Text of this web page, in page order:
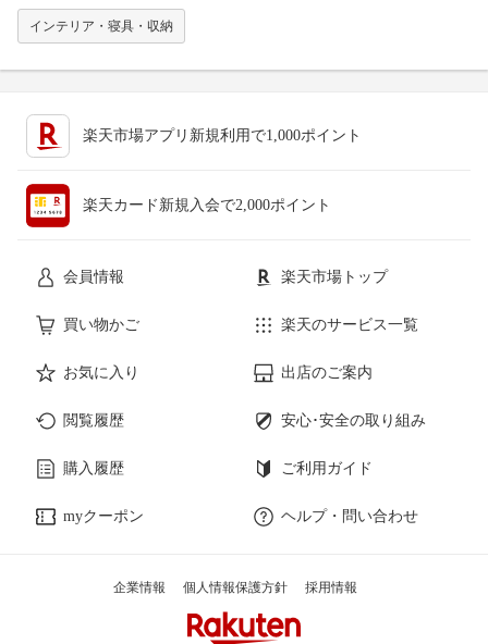
インテリア・寝具・収納
楽天市場アプリ新規利用で1,000ポイント
楽天カード新規入会で2,000ポイント
会員情報 楽天市場トップ
買い物かご 楽天のサービス一覧
お気に入り 出店のご案内
閲覧履歴 安心･安全の取り組み
購入履歴 ご利用ガイド
myクーポン ヘルプ・問い合わせ
企業情報 個人情報保護方針 採用情報